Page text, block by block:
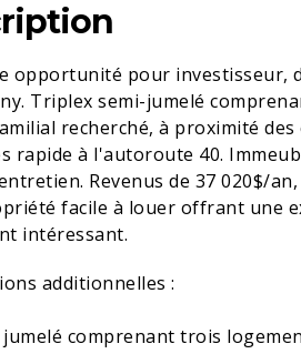
opportunité pour investisseur,
Triplex semi-jumelé
recherché, à proximité
rapide à l'autoroute 40.
Revenus de 37 020$/
facile à louer offrant une
intéressant.
additionnelles :
comprenant trois